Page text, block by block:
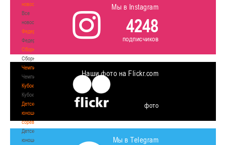
новости
Все
новости
Федерация
Федерация
Сборные
Сборные
Чемпионат
Чемпионат
Кубок
Кубок
Детско-
юношеские
соревнования
Детско-
юношеские
Мы в Instagram
4248
подписчиков
Наши фото на Flickr.com
фото
Мы в Telegram